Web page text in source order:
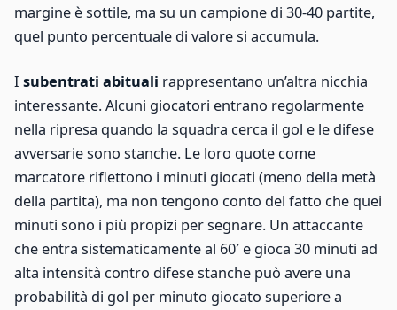
margine è sottile, ma su un campione di 30-40 partite,
quel punto percentuale di valore si accumula.
I subentrati abituali rappresentano un’altra nicchia
interessante. Alcuni giocatori entrano regolarmente
nella ripresa quando la squadra cerca il gol e le difese
avversarie sono stanche. Le loro quote come
marcatore riflettono i minuti giocati (meno della metà
della partita), ma non tengono conto del fatto che quei
minuti sono i più propizi per segnare. Un attaccante
che entra sistematicamente al 60′ e gioca 30 minuti ad
alta intensità contro difese stanche può avere una
probabilità di gol per minuto giocato superiore a